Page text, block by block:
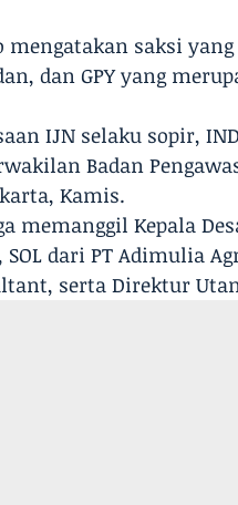
mengatakan saksi
dan GPY yang
IJN selaku sopir,
Badan
Kamis.
memanggil Kepala
dari PT Adimulia
serta Direktur